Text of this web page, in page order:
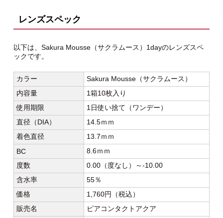
レンズスペック
以下は、Sakura Mousse（サクラムース）1dayのレンズスペ
ックです。
カラー
Sakura Mousse（サクラムース）
内容量
1箱10枚入り
使用期限
1日使い捨て（ワンデー）
直径（DIA）
14.5ｍｍ
着色直径
13.7ｍｍ
BC
8.6ｍｍ
度数
0.00（度なし）～-10.00
含水率
55％
価格
1,760円（税込）
販売名
ピアコンタクトアクア